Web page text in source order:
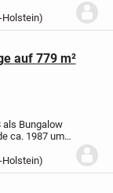
Sie 4 Räume
-
Holstein)
auf 779 m²
als Bungalow
ca. 1987 um
zur
Holstein)